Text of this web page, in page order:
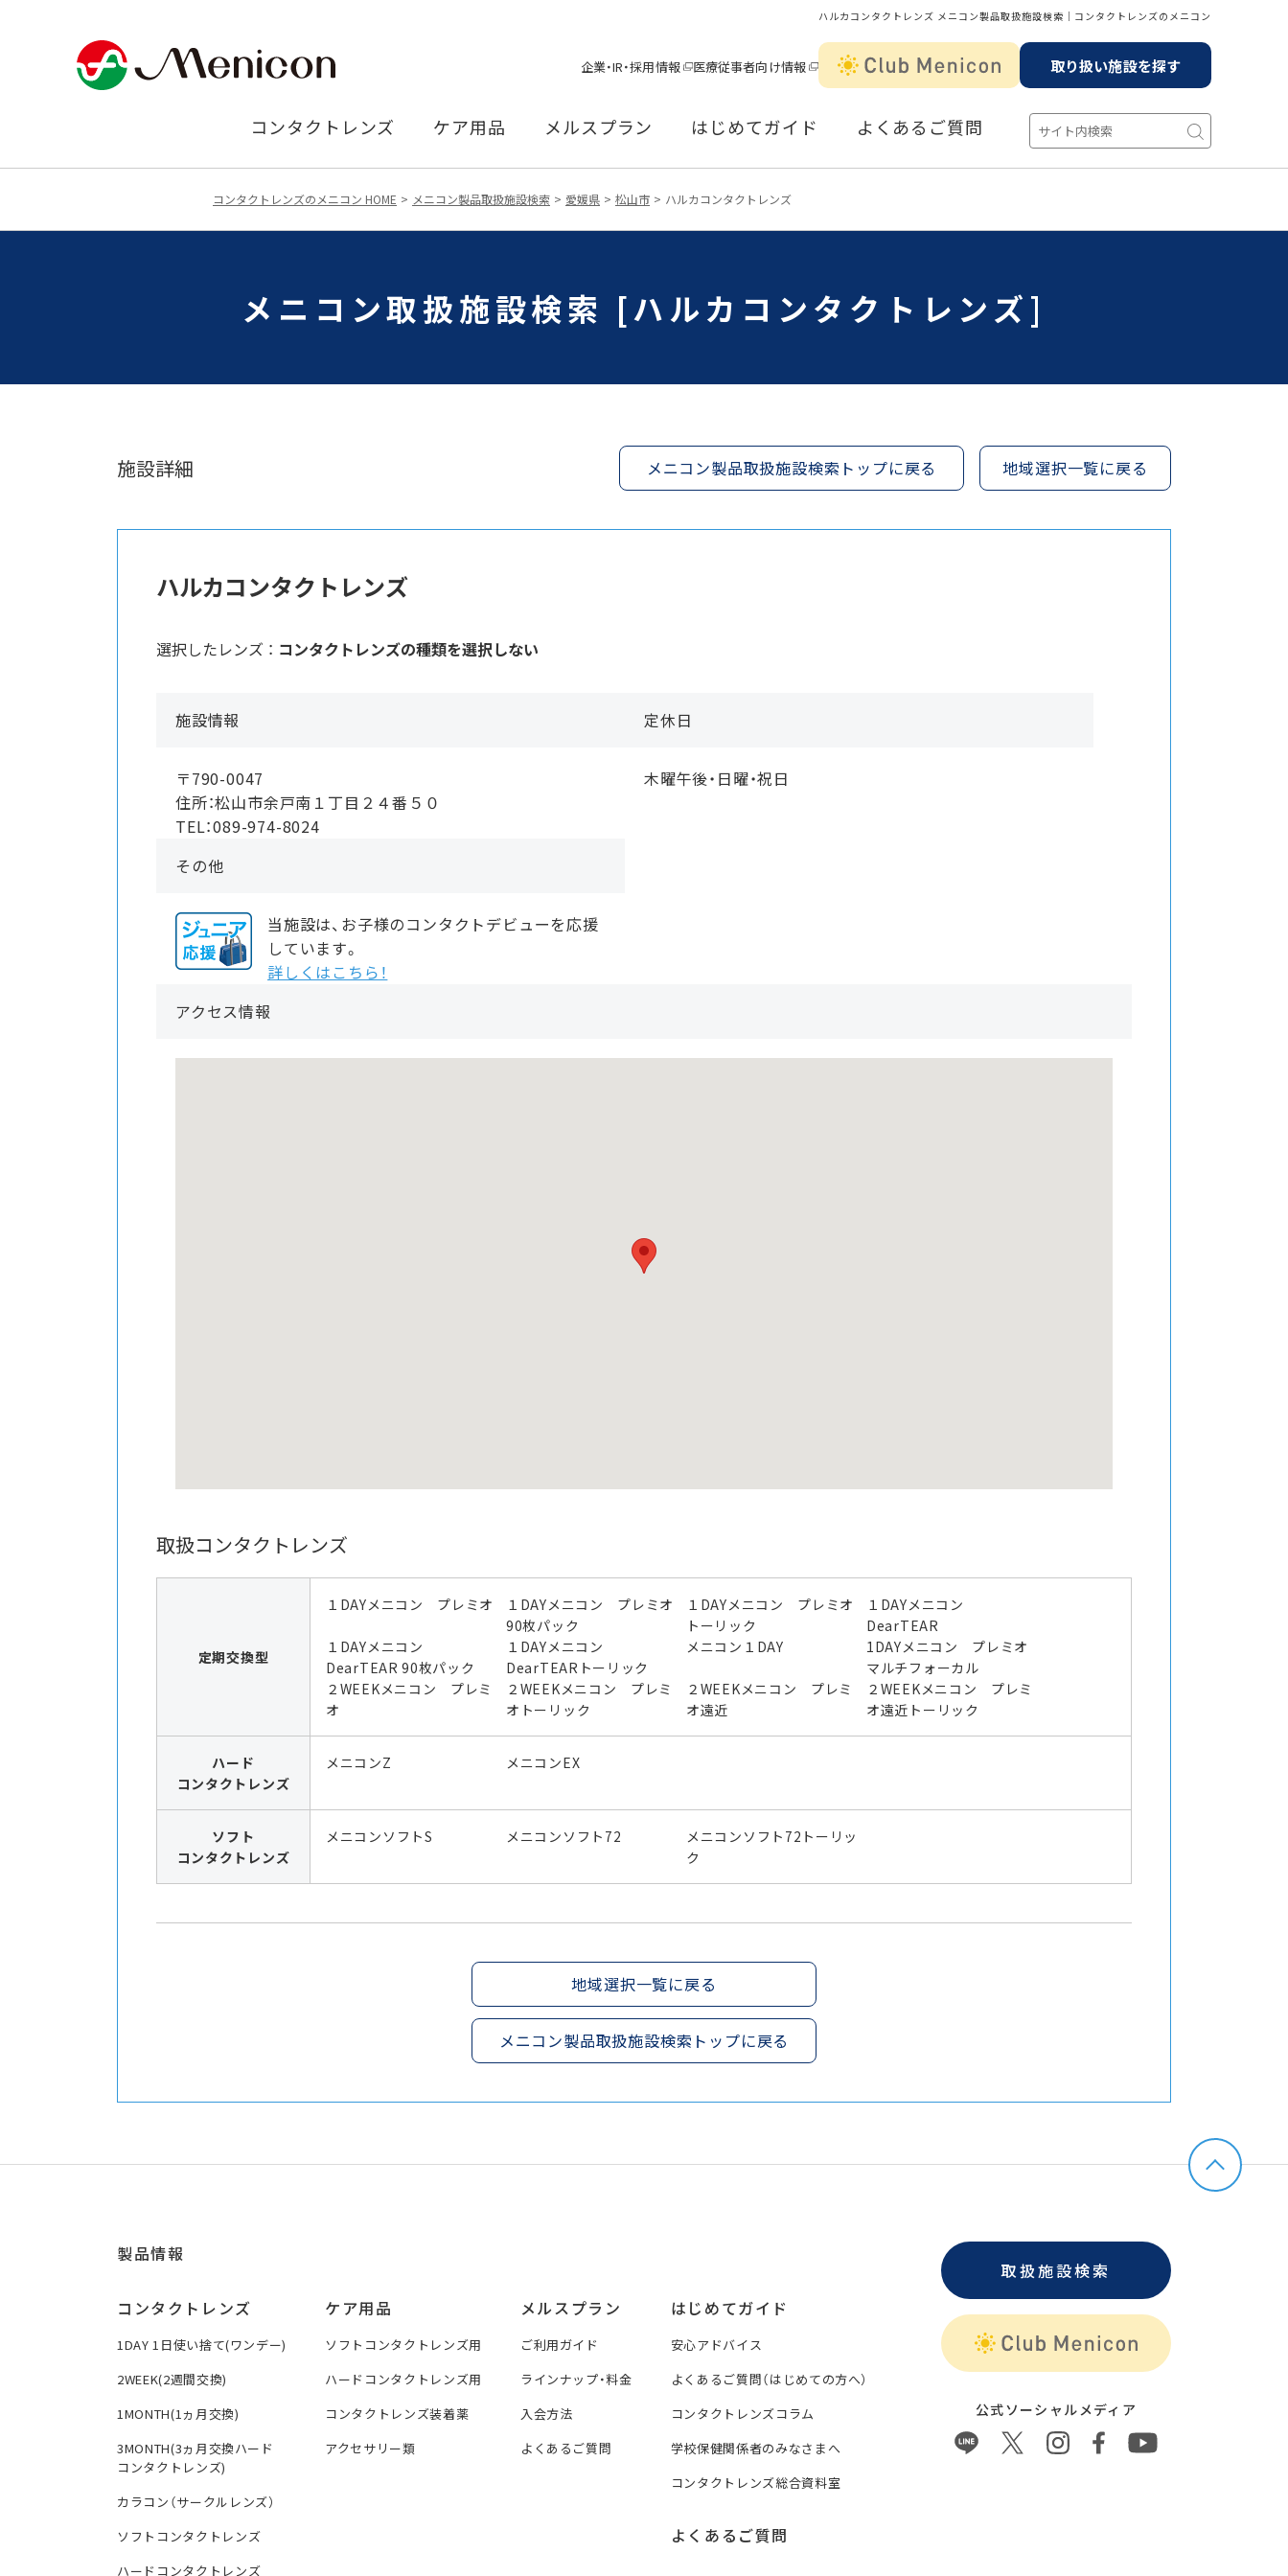
ハルカコンタクトレンズ メニコン製品取扱施設検索│コンタクトレンズのメニコン
企業・IR・採用情報 医療従事者向け情報 取り扱い施設を探す
コンタクトレンズ ケア用品 メルスプラン はじめてガイド よくあるご質問
コンタクトレンズのメニコン HOME メニコン製品取扱施設検索 愛媛県 松山市 ハルカコンタクトレンズ
メニコン取扱施設検索 [ハルカコンタクトレンズ]
施設詳細 メニコン製品取扱施設検索トップに戻る 地域選択一覧に戻る
ハルカコンタクトレンズ
選択したレンズ ： コンタクトレンズの種類を選択しない
施設情報
〒790-0047
住所：松山市余戸南１丁目２４番５０
TEL：089-974-8024
定休日
木曜午後・日曜・祝日
その他
当施設は、お子様のコンタクトデビューを応援
しています。
詳しくはこちら！
アクセス情報
取扱コンタクトレンズ
定期交換型
１DAYメニコン プレミオ
１DAYメニコン プレミオ
90枚パック
１DAYメニコン プレミオ
トーリック
１DAYメニコン
DearTEAR
１DAYメニコン
DearTEAR 90枚パック
１DAYメニコン
DearTEARトーリック
メニコン１DAY
1DAYメニコン プレミオ
マルチフォーカル
２WEEKメニコン プレミ
オ
２WEEKメニコン プレミ
オトーリック
２WEEKメニコン プレミ
オ遠近
２WEEKメニコン プレミ
オ遠近トーリック
ハード
コンタクトレンズ
メニコンZ メニコンEX
ソフト
コンタクトレンズ
メニコンソフトS メニコンソフト72
メニコンソフト72トーリッ
ク
地域選択一覧に戻る
メニコン製品取扱施設検索トップに戻る
製品情報
コンタクトレンズ
1DAY 1日使い捨て(ワンデー)
2WEEK(2週間交換)
1MONTH(1ヵ月交換)
3MONTH(3ヵ月交換ハード
コンタクトレンズ)
カラコン（サークルレンズ）
ソフトコンタクトレンズ
ハードコンタクトレンズ
ケア用品
ソフトコンタクトレンズ用
ハードコンタクトレンズ用
コンタクトレンズ装着薬
アクセサリー類
メルスプラン
ご利用ガイド
ラインナップ・料金
入会方法
よくあるご質問
はじめてガイド
安心アドバイス
よくあるご質問（はじめての方へ）
コンタクトレンズコラム
学校保健関係者のみなさまへ
コンタクトレンズ総合資料室
よくあるご質問
取扱施設検索
公式ソーシャルメディア